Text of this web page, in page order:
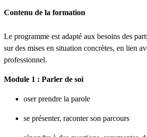
Contenu de la formation
Le programme est adapté aux besoins des
sur des mises en situation concrètes, en lien
professionnel.
Module 1 : Parler de soi
oser prendre la parole
se présenter, raconter son parcours